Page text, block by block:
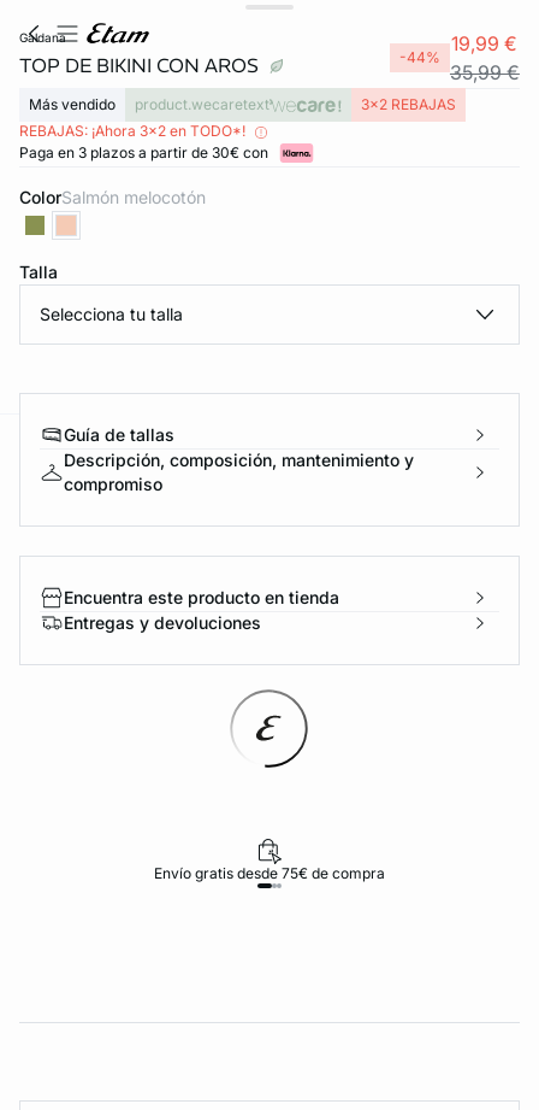
galdana
TOP DE BIKINI CON AROS -44%
19,99 €
35,99 €
Más vendido product.wecaretext
3x2 REBAJAS
REBAJAS: ¡Ahora 3x2 en TODO*!
Paga en 3 plazos a partir de 30€ con
Color salmón melocotón
Talla
Selecciona tu talla
Guía de tallas
Descripción, composición, mantenimiento y
compromiso
Encuentra este producto en tienda
Entregas y devoluciones
Envío gratis desde 75€ de compra